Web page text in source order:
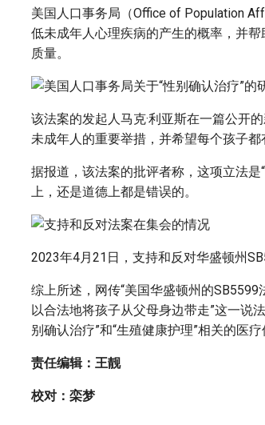
美国人口事务局（Office of Population
低未成年人心理疾病的产生的概率，并
质量。
该法案的发起人马克·利亚斯在一篇公开
未成年人的重要举措，并希望每个孩子
据报道，该法案的批评者称，这项立法
上，还是道德上都是错误的。
2023年4月21日，支持和反对华盛顿州
综上所述，网传“美国华盛顿州的
以合法地将孩子从父母身边带走”这一说
别确认治疗”和“生殖健康护理”相关的医疗
责任编辑：王靓
校对：栾梦